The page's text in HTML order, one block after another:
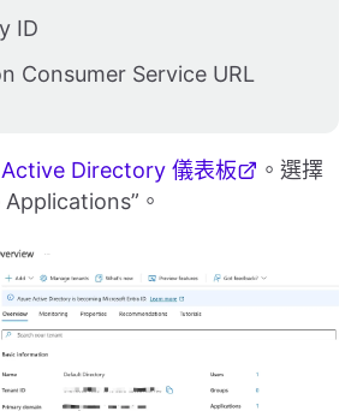
ID
Consumer Service URL
Directory 儀表板
。選擇
。